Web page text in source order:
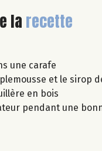
larecette
une carafe
et le sirop
en bois
pendant une